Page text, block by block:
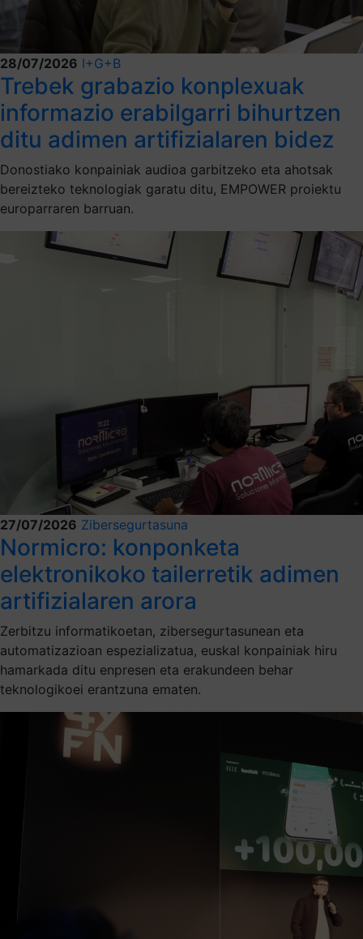
28/07/2026 I+G+B
Trebek grabazio konplexuak
informazio erabilgarri bihurtzen
ditu adimen artifizialaren bidez
Donostiako konpainiak audioa garbitzeko eta ahotsak
bereizteko teknologiak garatu ditu, EMPOWER proiektu
europarraren barruan.
27/07/2026 Zibersegurtasuna
Normicro: konponketa
elektronikoko tailerretik adimen
artifizialaren arora
Zerbitzu informatikoetan, zibersegurtasunean eta
automatizazioan espezializatua, euskal konpainiak hiru
hamarkada ditu enpresen eta erakundeen behar
teknologikoei erantzuna ematen.